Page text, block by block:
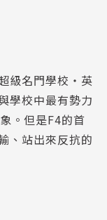
級名門學校‧英
學校中最有勢力
。但是F4的首
、站出來反抗的